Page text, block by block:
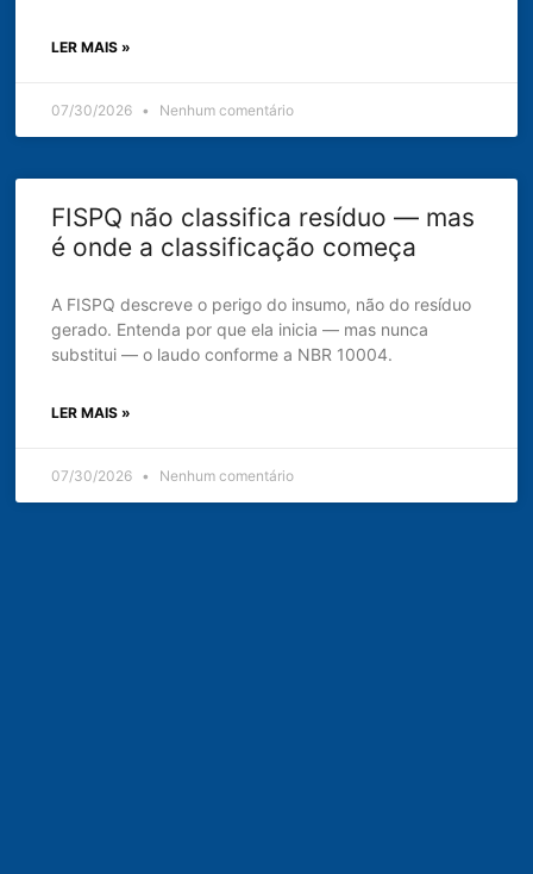
LER MAIS »
07/30/2026 Nenhum comentário
FISPQ não classifica resíduo — mas
é onde a classificação começa
A FISPQ descreve o perigo do insumo, não do resíduo
gerado. Entenda por que ela inicia — mas nunca
substitui — o laudo conforme a NBR 10004.
LER MAIS »
07/30/2026 Nenhum comentário